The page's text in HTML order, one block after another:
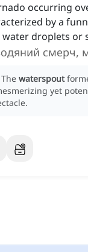
occurring
by a
droplets or
смерч,
The waterspout
yet